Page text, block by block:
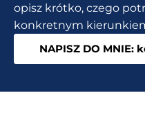
opisz krótko, czego
konkretnym
NAPISZ DO